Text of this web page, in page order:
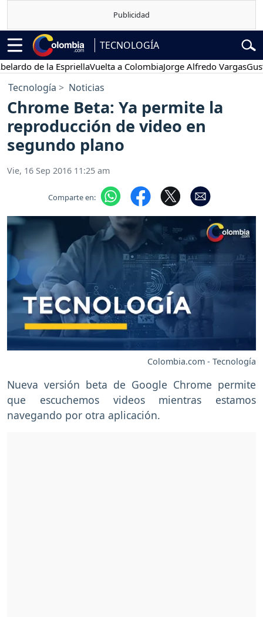
TECNOLOGÍA
de la EspriellaVuelta a ColombiaJorge Alfredo VargasGustavo
Tecnología Noticias
Chrome Beta: Ya permite la
reproducción de video en
segundo plano
Vie, 16 Sep 2016 11:25 am
Comparte en:
Colombia.com - Tecnología
Nueva versión beta de Google Chrome permite
que escuchemos videos mientras estamos
navegando por otra aplicación.